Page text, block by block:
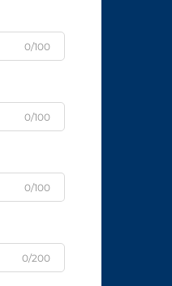
0/100
0/100
0/100
0/200